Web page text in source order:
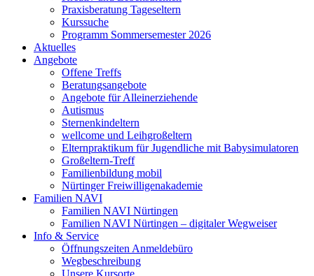
Praxisberatung Tageseltern
Kurssuche
Programm Sommersemester 2026
Aktuelles
Angebote
Offene Treffs
Beratungsangebote
Angebote für Alleinerziehende
Autismus
Sternenkindeltern
wellcome und Leihgroßeltern
Elternpraktikum für Jugendliche mit Babysimulatoren
Großeltern-Treff
Familienbildung mobil
Nürtinger Freiwilligenakademie
Familien NAVI
Familien NAVI Nürtingen
Familien NAVI Nürtingen – digitaler Wegweiser
Info & Service
Öffnungszeiten Anmeldebüro
Wegbeschreibung
Unsere Kursorte